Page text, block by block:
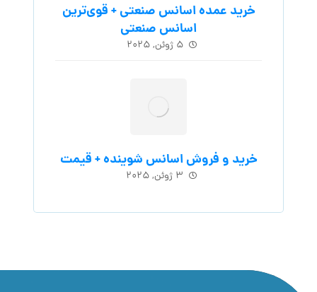
خرید عمده اسانس صنعتی + قوی‌ترین
اسانس‌ صنعتی
۵ ژوئن, ۲۰۲۵
خرید و فروش اسانس شوینده + قیمت
۳ ژوئن, ۲۰۲۵